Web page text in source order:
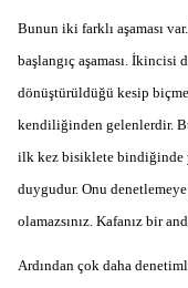
Bunun iki farklı aşaması
başlangıç aşaması. İkincisi
dönüştürüldüğü kesip
kendiliğinden gelenlerdir.
ilk kez bisiklete bindiğinde
duygudur. Onu
olamazsınız. Kafanız bir
Ardından çok daha